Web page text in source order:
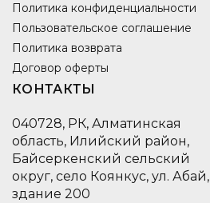
Политика конфиденциальности
Пользовательское соглашение
Политика возврата
Договор оферты
КОНТАКТЫ
040728, РК, Алматинская
область, Илийский район,
Байсеркенский сельский
округ, село Коянкус, ул. Абай,
здание 200